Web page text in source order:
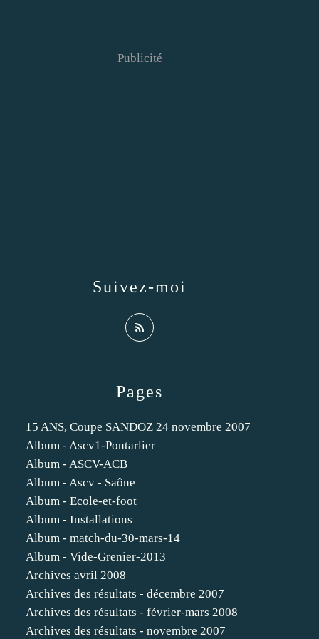
Pages
15 ANS, Coupe SANDOZ 24 novembre 2007
Album - Ascv1-Pontarlier
Album - ASCV-ACB
Album - Ascv - Saône
Album - Ecole-et-foot
Album - Installations
Album - match-du-30-mars-14
Album - Vide-Grenier-2013
Archives avril 2008
Archives des résultats - décembre 2007
Archives des résultats - février-mars 2008
Archives des résultats - novembre 2007
Suivez-moi
Publicité